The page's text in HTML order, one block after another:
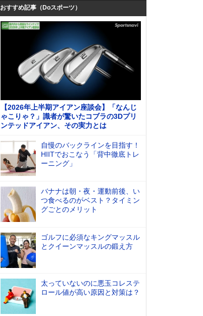
おすすめ記事（Doスポーツ）
【2026年上半期アイアン座談会】「なんじ
ゃこりゃ？」識者が驚いたコブラの3Dプリ
ンテッドアイアン、その実力とは
自慢のバックラインを目指す！
HIITでおこなう「背中徹底トレ
ーニング」
バナナは朝・夜・運動前後、い
つ食べるのがベスト？タイミン
グごとのメリット
ゴルフに必須なキングマッスル
とクイーンマッスルの鍛え方
太っていないのに悪玉コレステ
ロール値が高い原因と対策は？